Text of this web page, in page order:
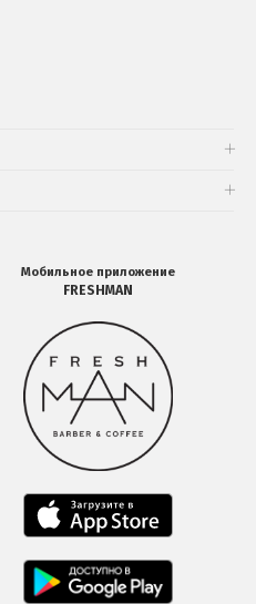
Мобильное приложение
FRESHMAN
Мобильное
приложение
FRESHMAN
в
Google
Play
Мобильное
приложение
загрузить
в
Мобильное
приложение